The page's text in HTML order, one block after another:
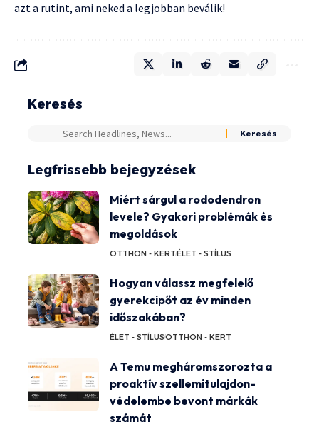
azt a rutint, ami neked a legjobban beválik!
Keresés
Legfrissebb bejegyzések
Miért sárgul a rododendron
levele? Gyakori problémák és
megoldások
OTTHON - KERTÉLET - STÍLUS
Hogyan válassz megfelelő
gyerekcipőt az év minden
időszakában?
ÉLET - STÍLUSOTTHON - KERT
A Temu megháromszorozta a
proaktív szellemitulajdon-
védelembe bevont márkák
számát